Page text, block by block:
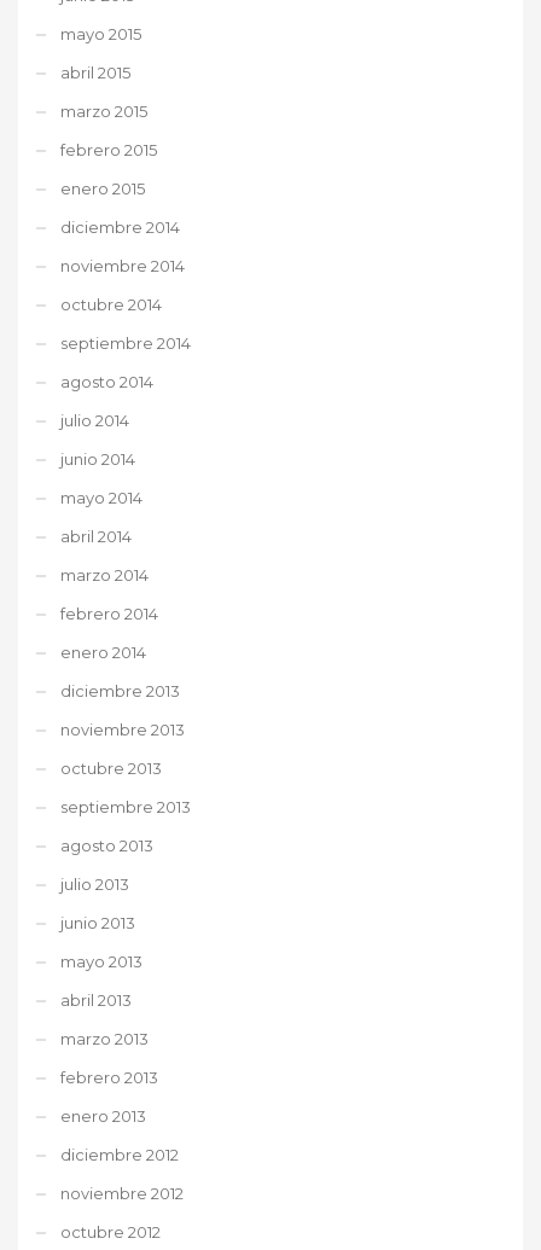
mayo 2015
abril 2015
marzo 2015
febrero 2015
enero 2015
diciembre 2014
noviembre 2014
octubre 2014
septiembre 2014
agosto 2014
julio 2014
junio 2014
mayo 2014
abril 2014
marzo 2014
febrero 2014
enero 2014
diciembre 2013
noviembre 2013
octubre 2013
septiembre 2013
agosto 2013
julio 2013
junio 2013
mayo 2013
abril 2013
marzo 2013
febrero 2013
enero 2013
diciembre 2012
noviembre 2012
octubre 2012